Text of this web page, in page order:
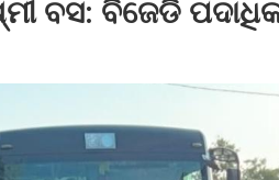
ବସ: ବିଜେଡି